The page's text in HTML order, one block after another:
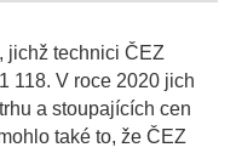
jichž technici ČEZ
118. V roce 2020 jich
a stoupajících cen
také to, že ČEZ